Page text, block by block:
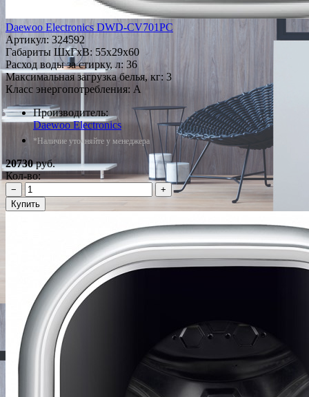
Daewoo Electronics DWD-CV701PC
Артикул: 324592
Габариты ШxГxВ: 55x29x60
Расход воды за стирку, л: 36
Максимальная загрузка белья, кг: 3
Класс энергопотребления: A
Производитель:
Daewoo Electronics
*Наличие уточняйте у менеджера
20730руб.
Кол-во:
−
+
Купить